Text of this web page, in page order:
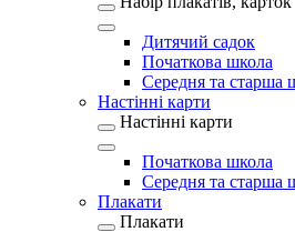
Дитячий садок
Початкова школа
Середня та старша
Настінні карти
Настінні карти
Початкова школа
Середня та старша
Плакати
Плакати